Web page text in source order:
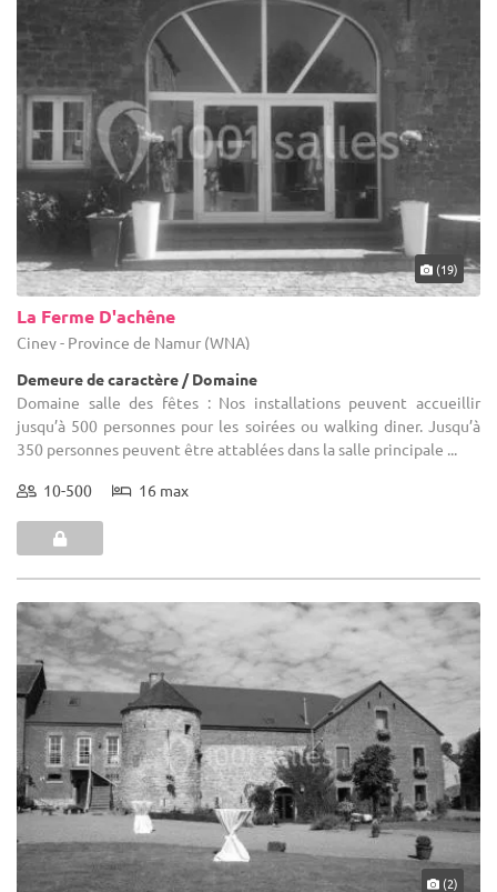
(19)
La Ferme D'achêne
Ciney - Province de Namur (WNA)
Demeure de caractère / Domaine
Domaine salle des fêtes : Nos installations peuvent accueillir
jusqu’à 500 personnes pour les soirées ou walking diner. Jusqu’à
350 personnes peuvent être attablées dans la salle principale ...
10-500 16 max
(2)